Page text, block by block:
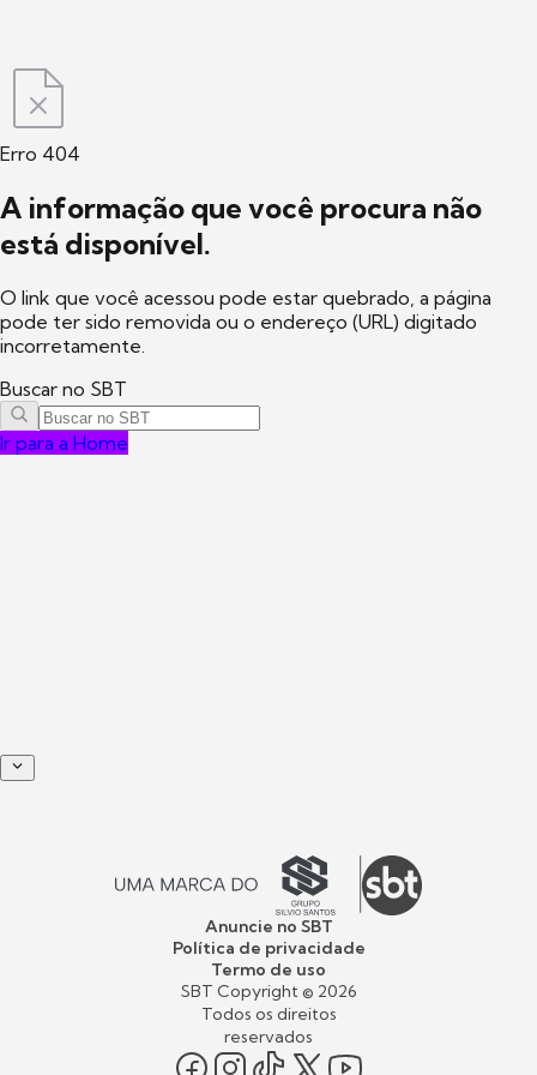
Erro 404
A informação que você procura não
está disponível.
O link que você acessou pode estar quebrado, a página
pode ter sido removida ou o endereço (URL) digitado
incorretamente.
Buscar no SBT
Ir para a Home
Anuncie no SBT
Política de privacidade
Termo de uso
SBT Copyright © 2026
Todos os direitos
reservados